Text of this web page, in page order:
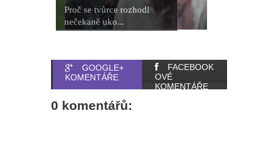
Proč se tvůrce rozhodl
nečekaně uko...
GOOGLE+
KOMENTÁŘE
FACEBOOK
OVÉ
KOMENTÁŘE
0 komentářů: